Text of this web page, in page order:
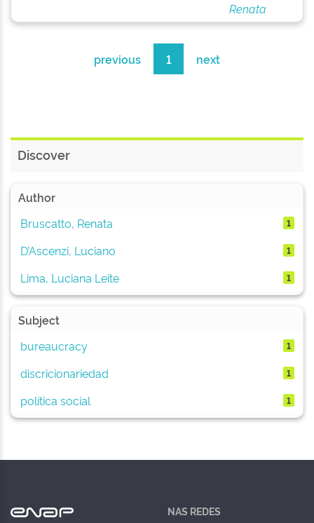
Renata
previous 1 next
Discover
Author
Bruscatto, Renata
1
D’Ascenzi, Luciano 1
Lima, Luciana Leite 1
Subject
bureaucracy
1
discricionariedad 1
política social 1
NAS REDES